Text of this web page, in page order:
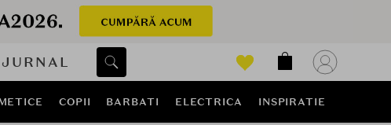
JURNAL
COPII BARBATI ELECTRICA INSPIRATIE